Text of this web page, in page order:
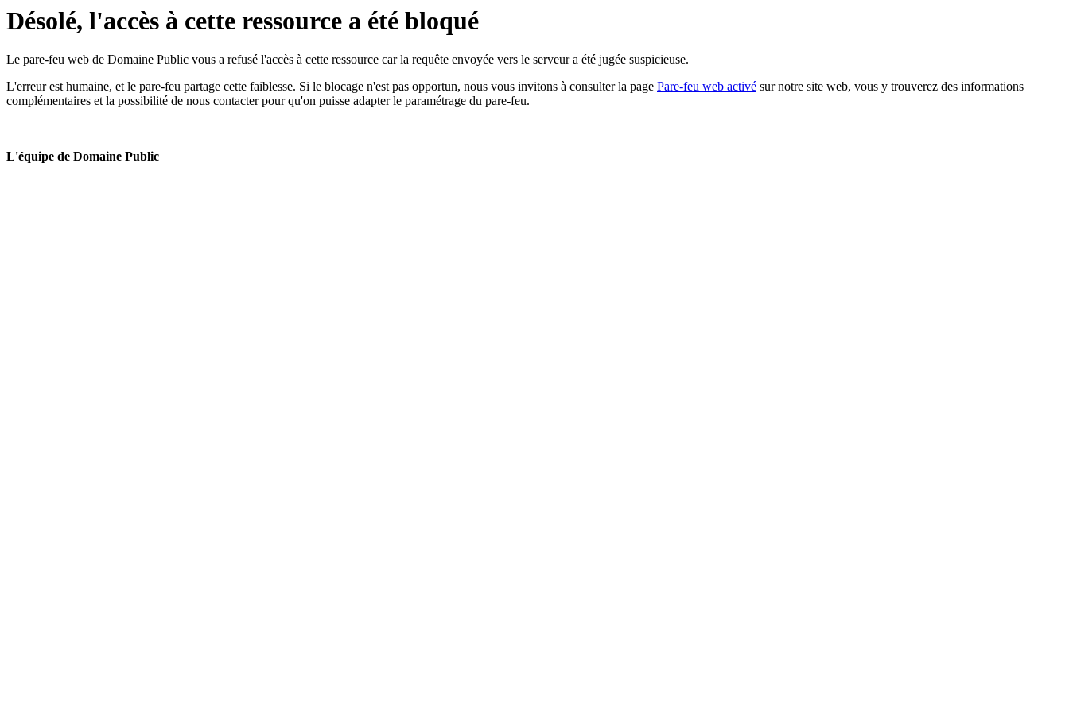
Désolé, l'accès à cette ressource a été bloqué
Le pare-feu web de Domaine Public vous a refusé l'accès à cette ressource car la requête envoyée vers le serveur a été jugée suspicieuse.
L'erreur est humaine, et le pare-feu partage cette faiblesse. Si le blocage n'est pas opportun, nous vous invitons à consulter la page Pare-feu web activé sur notre site web, vous y trouverez des informations
complémentaires et la possibilité de nous contacter pour qu'on puisse adapter le paramétrage du pare-feu.
L'équipe de Domaine Public